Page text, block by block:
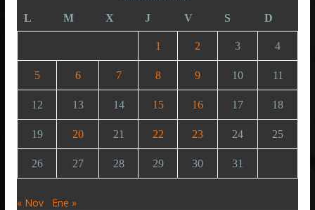
L
M X J V S D
1 2 3 4
5 6 7 8 9 10 11
12 13 14 15 16 17 18
19 20 21 22 23 24 25
26 27 28 29 30 31
« Nov Ene »